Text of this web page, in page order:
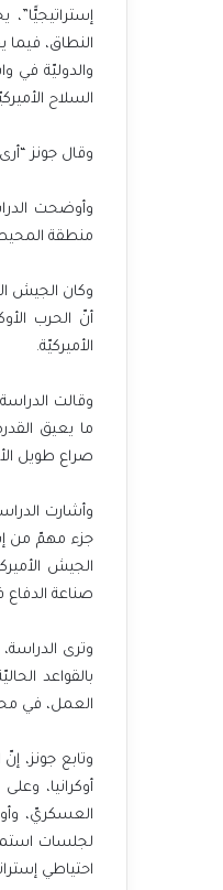
النطاق، فيما
والدوليّة في
السلاح
وقال جونز
وأوضحت
منطقة
وكان الجيش
أنّ الحرب
الأميركيّة.
وقالت
ما يعيق
صراع طويل
وأشارت
جزء مهمّ من
الجيش
صناعة الدفاع
وترى
العمل، في
وتابع جونز،
أوكرانيا،
العسكريّ،
لجلسات
احتياطي